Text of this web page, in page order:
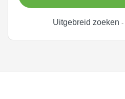
Uitgebreid zoeken -